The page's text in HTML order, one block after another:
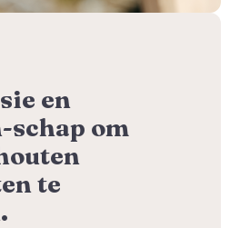
en
schap om
te